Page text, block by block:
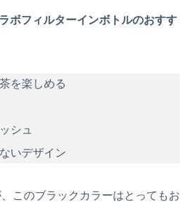
ボフィルターインボトルのおすす
を楽しめる
シュ
いデザイン
このブラックカラーはとってもお